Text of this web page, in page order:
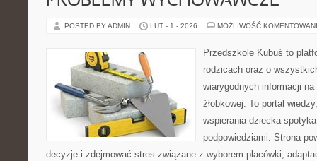
POSTED BY ADMIN LUT - 1 - 2026 MOŻLIWOŚĆ
Przedszkole Kubuś to
rodzicach oraz o
wiarygodnych informacji
żłobkowej. To portal
wspierania dziecka
podpowiedziami. Strona
decyzje i zdejmować stres związane z wyborem placówki,